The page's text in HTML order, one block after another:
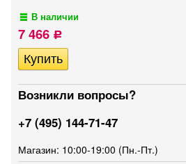
В наличии
7 466 Р
Возникли вопросы?
+7 (495) 144-71-47
Магазин: 10:00-19:00 (Пн.-Пт.)